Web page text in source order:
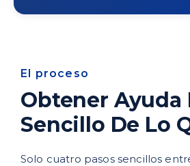
El proceso
Obtener Ayuda
Sencillo De Lo
Solo cuatro pasos sencillos